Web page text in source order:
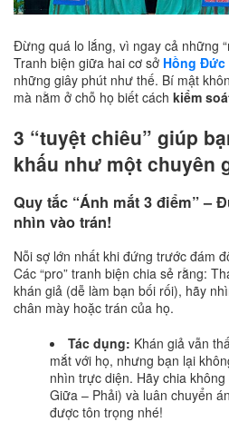
Đừng quá lo lắng, vì ngay cả những
Tranh biện giữa hai cơ sở Hồng Đức
những giây phút như thế. Bí mật
mà nằm ở chỗ họ biết cách kiểm
3 “tuyệt chiêu” giúp
khấu như một chuyên
Quy tắc “Ánh mắt 3 điểm” –
nhìn vào trán!
Nỗi sợ lớn nhất khi đứng trước đám
Các “pro” tranh biện chia sẻ rằng:
khán giả (dễ làm bạn bối rối), hãy
chân mày hoặc trán của họ.
Tác dụng: Khán giả vẫn
mắt với họ, nhưng bạn lại
nhìn trực diện. Hãy chia
Giữa – Phải) và luân chuyển
được tôn trọng nhé!